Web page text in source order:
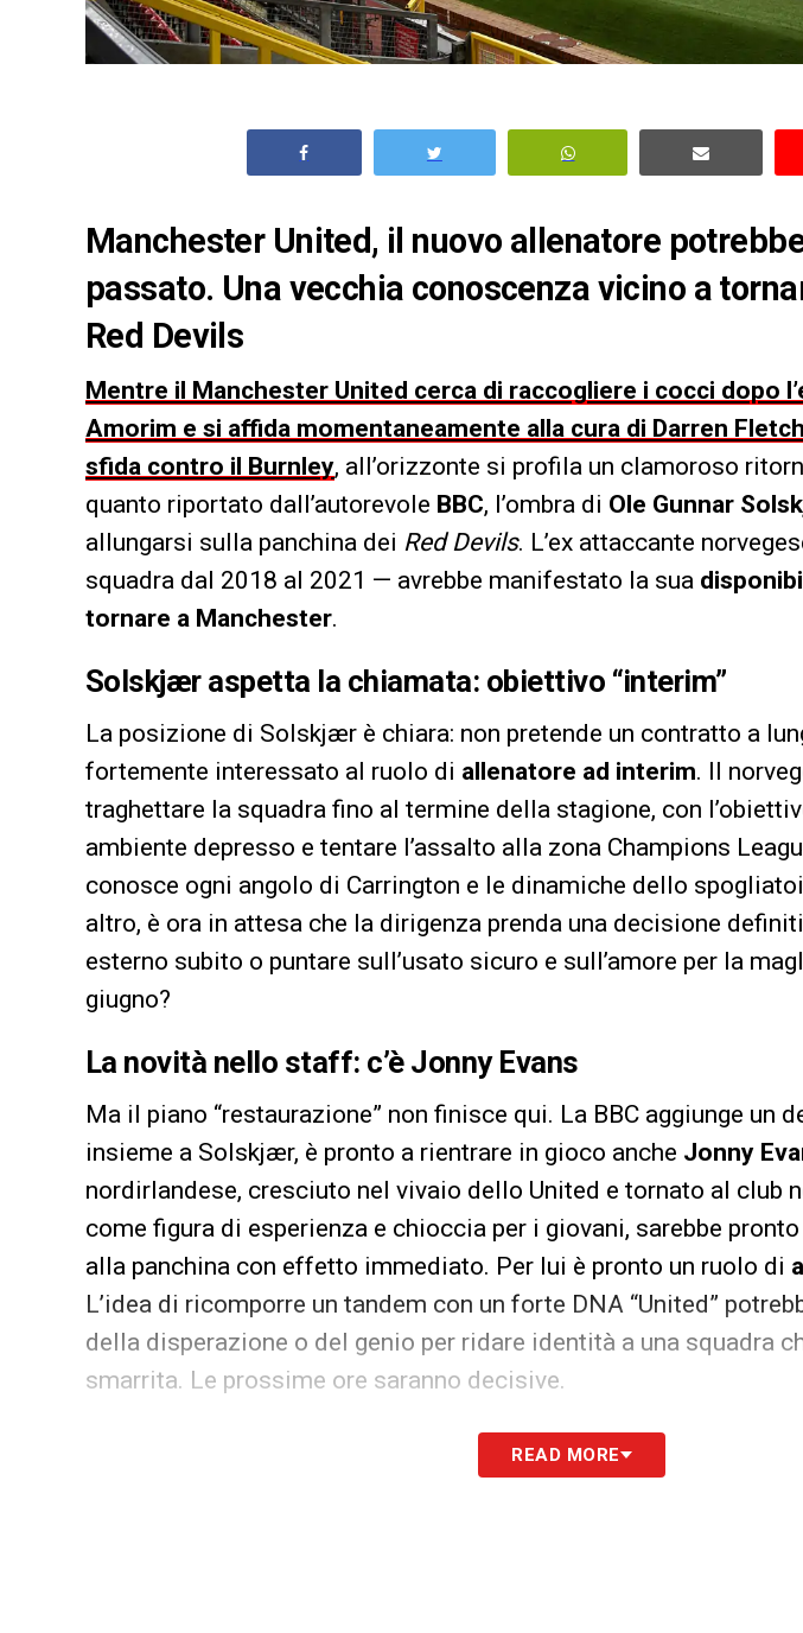
Manchester United, il nuovo allenatore
passato. Una vecchia conoscenza vicino a
Red Devils
Mentre il Manchester United cerca di raccogliere i cocci dopo
Amorim e si affida momentaneamente alla cura di Darren
sfida contro il Burnley, all’orizzonte si profila un clamoroso
quanto riportato dall’autorevole BBC, l’ombra di Ole Gunnar
allungarsi sulla panchina dei Red Devils. L’ex attaccante
squadra dal 2018 al 2021 — avrebbe manifestato la sua
tornare a Manchester.
Solskjær aspetta la chiamata: obiettivo “interim”
La posizione di Solskjær è chiara: non pretende un contratto a
fortemente interessato al ruolo di allenatore ad interim. Il
traghettare la squadra fino al termine della stagione, con
ambiente depresso e tentare l’assalto alla zona Champions
conosce ogni angolo di Carrington e le dinamiche dello
altro, è ora in attesa che la dirigenza prenda una decisione
esterno subito o puntare sull’usato sicuro e sull’amore per la
giugno?
La novità nello staff: c’è Jonny Evans
Ma il piano “restaurazione” non finisce qui. La BBC aggiunge un
insieme a Solskjær, è pronto a rientrare in gioco anche Jonny
nordirlandese, cresciuto nel vivaio dello United e tornato al club
come figura di esperienza e chioccia per i giovani, sarebbe
alla panchina con effetto immediato. Per lui è pronto un ruolo di
L’idea di ricomporre un tandem con un forte DNA “United”
della disperazione o del genio per ridare identità a una squadra
smarrita. Le prossime ore saranno decisive.
LA PLAYLIST DELLE NOSTRE TOP NEWSREAD MORE